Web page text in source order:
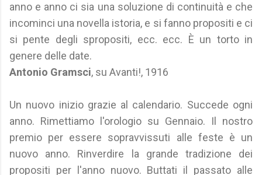
anno e anno ci sia una soluzione di continuità e che
incominci una novella istoria, e si fanno propositi e ci
si pente degli spropositi, ecc. ecc. È un torto in
genere delle date.
Antonio Gramsci, su Avanti!, 1916
Un nuovo inizio grazie al calendario. Succede ogni
anno. Rimettiamo l'orologio su Gennaio. Il nostro
premio per essere sopravvissuti alle feste è un
nuovo anno. Rinverdire la grande tradizione dei
propositi per l'anno nuovo. Buttati il passato alle